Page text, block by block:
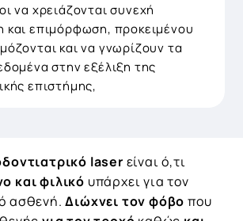
να χρειάζονται συνεχή
και επιμόρφωση, προκειμένου
και να γνωρίζουν τα
στην εξέλιξη της
επιστήμης,
laser είναι ό,τι
και φιλικό υπάρχει για τον
ασθενή.Διώχνει τον φόβο που